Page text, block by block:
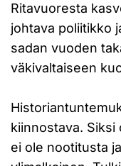
Ritavuoresta
johtava poliitikko
sadan vuoden
väkivaltaiseen
kiinnostava. Siksi
ei ole nootitusta